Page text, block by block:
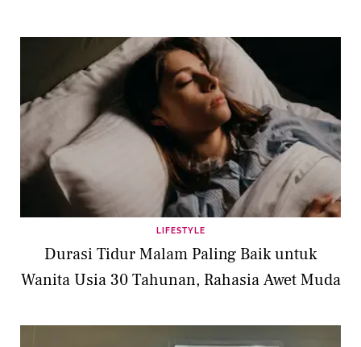
LIFESTYLE
Durasi Tidur Malam Paling Baik untuk
Wanita Usia 30 Tahunan, Rahasia Awet Muda